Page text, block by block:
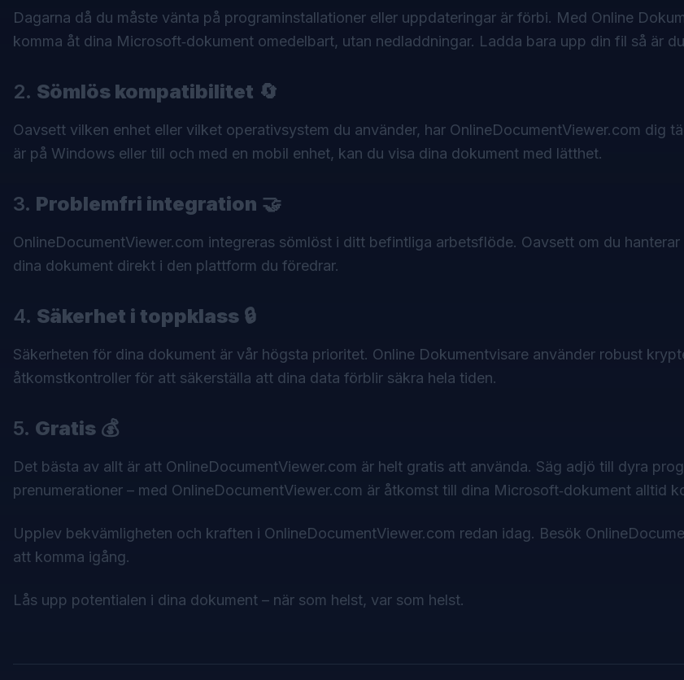
Dagarna då du måste vänta på programinstallationer eller uppdateringar är förbi. Med Online
komma åt dina Microsoft‑dokument omedelbart, utan nedladdningar. Ladda bara upp din fil så är
2. Sömlös kompatibilitet 🔄
Oavsett vilken enhet eller vilket operativsystem du använder, har OnlineDocumentViewer.com dig
är på Windows eller till och med en mobil enhet, kan du visa dina dokument med lätthet.
3. Problemfri integration 🤝
OnlineDocumentViewer.com integreras sömlöst i ditt befintliga arbetsflöde. Oavsett om du
dina dokument direkt i den plattform du föredrar.
4. Säkerhet i toppklass 🔒
Säkerheten för dina dokument är vår högsta prioritet. Online Dokumentvisare använder robust
åtkomstkontroller för att säkerställa att dina data förblir säkra hela tiden.
5. Gratis 💰
Det bästa av allt är att OnlineDocumentViewer.com är helt gratis att använda. Säg adjö till dyra
prenumerationer – med OnlineDocumentViewer.com är åtkomst till dina Microsoft‑dokument alltid
Upplev bekvämligheten och kraften i OnlineDocumentViewer.com redan idag. Besök
att komma igång.
Lås upp potentialen i dina dokument – när som helst, var som helst.